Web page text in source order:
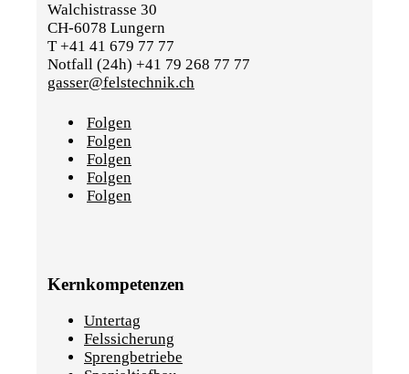
Walchistrasse 30
CH-6078 Lungern
T +41 41 679 77 77
Notfall (24h) +41 79 268 77 77
gasser@felstechnik.ch
Folgen
Folgen
Folgen
Folgen
Folgen
Kernkompetenzen
Untertag
Felssicherung
Sprengbetriebe